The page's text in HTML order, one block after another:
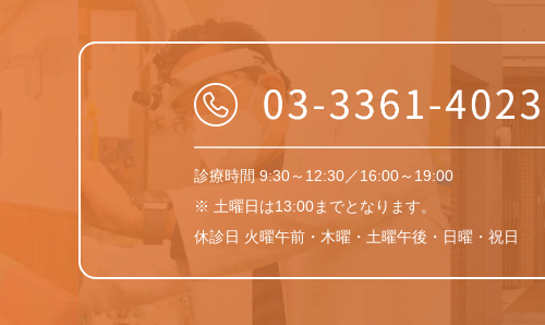
診療時間 9:30～12:30／16:00～19:00
※ 土曜日は13:00までとなります。
休診日 火曜午前・木曜・土曜午後・日曜・祝日